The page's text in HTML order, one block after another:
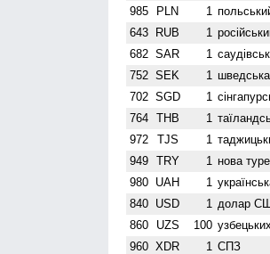
985 PLN 1
643 RUB 1
682 SAR 1
752 SEK 1
702 SGD 1
764 THB 1
972 TJS 1
949 TRY 1 нова
980 UAH 1
840 USD 1 долар
860 UZS 100
960 XDR 1 СПЗ